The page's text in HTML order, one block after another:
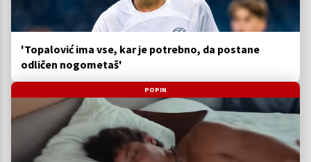
'Topalović ima vse, kar je potrebno, da postane
odličen nogometaš'
POPIN